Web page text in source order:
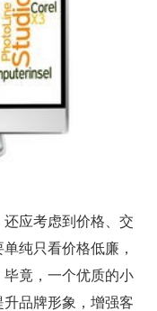
应考虑到价格、交
纯只看价格低廉，
竟，一个优质的小
品牌形象，增强客